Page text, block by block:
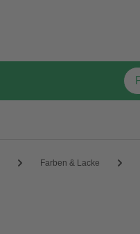
Farben & Lacke